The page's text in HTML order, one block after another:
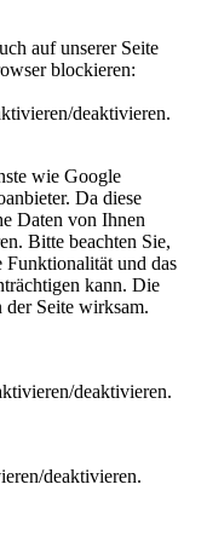
auf unserer Seite
blockieren:
deaktivieren.
wie Google
Da diese
Daten von Ihnen
Bitte beachten Sie,
Funktionalität und das
kann. Die
der Seite wirksam.
deaktivieren.
deaktivieren.